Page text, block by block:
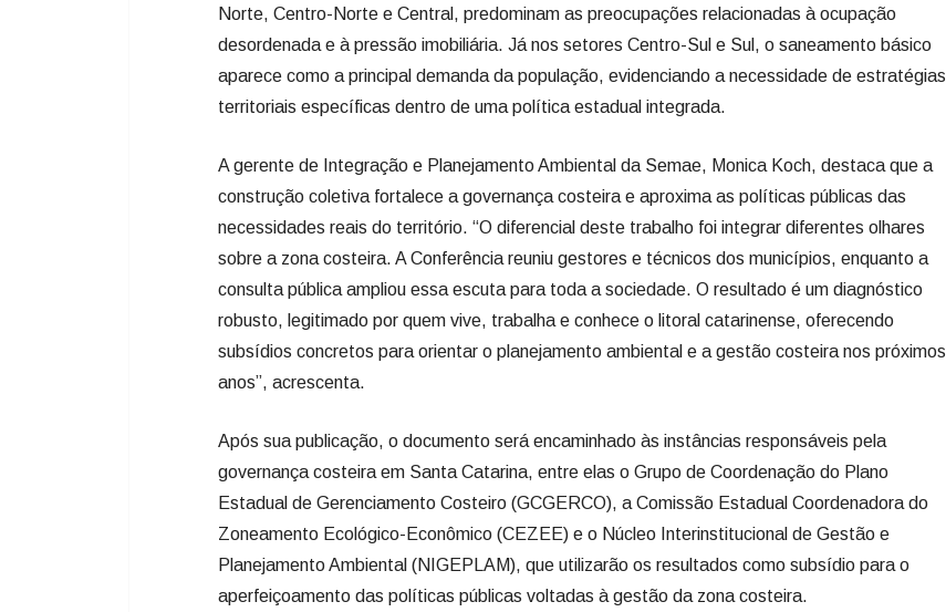
Norte, Centro-Norte e Central, predominam as preocupações relacionadas à ocupação
desordenada e à pressão imobiliária. Já nos setores Centro-Sul e Sul, o saneamento básico
aparece como a principal demanda da população, evidenciando a necessidade de estratégias
territoriais específicas dentro de uma política estadual integrada.
A gerente de Integração e Planejamento Ambiental da Semae, Monica Koch, destaca que a
construção coletiva fortalece a governança costeira e aproxima as políticas públicas das
necessidades reais do território. “O diferencial deste trabalho foi integrar diferentes olhares
sobre a zona costeira. A Conferência reuniu gestores e técnicos dos municípios, enquanto a
consulta pública ampliou essa escuta para toda a sociedade. O resultado é um diagnóstico
robusto, legitimado por quem vive, trabalha e conhece o litoral catarinense, oferecendo
subsídios concretos para orientar o planejamento ambiental e a gestão costeira nos próximos
anos”, acrescenta.
Após sua publicação, o documento será encaminhado às instâncias responsáveis pela
governança costeira em Santa Catarina, entre elas o Grupo de Coordenação do Plano
Estadual de Gerenciamento Costeiro (GCGERCO), a Comissão Estadual Coordenadora do
Zoneamento Ecológico-Econômico (CEZEE) e o Núcleo Interinstitucional de Gestão e
Planejamento Ambiental (NIGEPLAM), que utilizarão os resultados como subsídio para o
aperfeiçoamento das políticas públicas voltadas à gestão da zona costeira.